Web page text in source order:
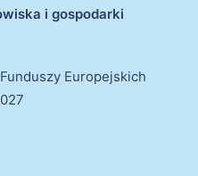
i gospodarki
Europejskich